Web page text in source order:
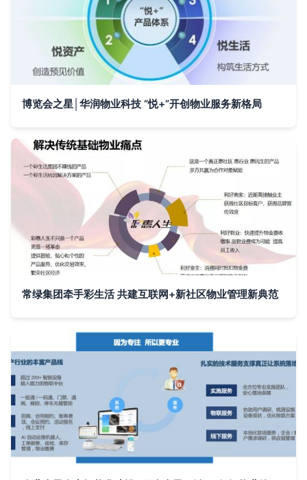
博览会之星│华润物业科技 “悦+”开创物业服务新格局
常绿集团牵手彩生活 共建互联网+新社区物业管理新典范